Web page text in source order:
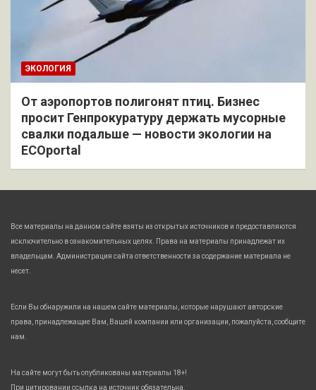
ЭКОЛОГИЯ
От аэропортов полигонят птиц. Бизнес
просит Генпрокуратуру держать мусорные
свалки подальше — новости экологии на
ECOportal
Все материалы на данном сайте взяты из открытых источников и предоставляются
исключительно в ознакомительных целях. Права на материалы принадлежат их
владельцам. Администрация сайта ответственности за содержание материала не
несет.
Если Вы обнаружили на нашем сайте материалы, которые нарушают авторские
права, принадлежащие Вам, Вашей компании или организации, пожалуйста, сообщите
нам.
На сайте могут быть опубликованы материалы 18+!
При цитировании ссылка на источник обязательна.